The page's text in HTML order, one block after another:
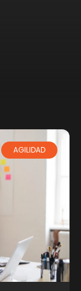
AGILIDAD